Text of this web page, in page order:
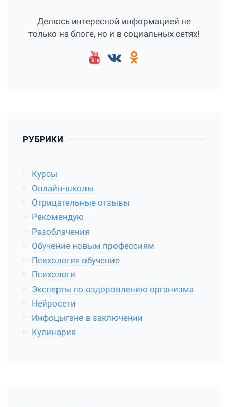
Делюсь интересной информацией не
только на блоге, но и в социальных сетях!
РУБРИКИ
Курсы
Онлайн-школы
Отрицательные отзывы
Рекомендую
Разоблачения
Обучение новым профессиям
Психология обучение
Психологи
Эксперты по оздоровлению организма
Нейросети
Инфоцыгане в заключении
Кулинария